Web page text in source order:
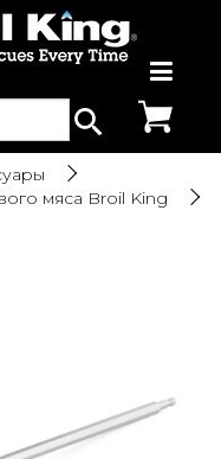
мяса Broil King